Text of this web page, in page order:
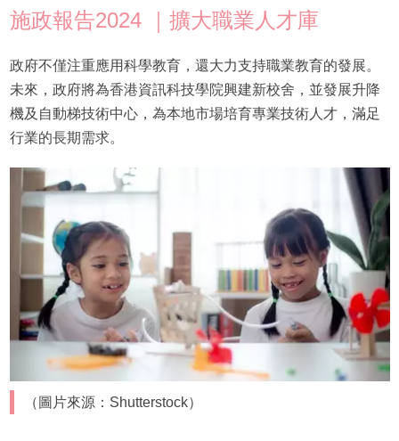
施政報告2024 ｜擴大職業人才庫
政府不僅注重應用科學教育，還大力支持職業教育的發展。
未來，政府將為香港資訊科技學院興建新校舍，並發展升降
機及自動梯技術中心，為本地市場培育專業技術人才，滿足
行業的長期需求。
（圖片來源：Shutterstock）